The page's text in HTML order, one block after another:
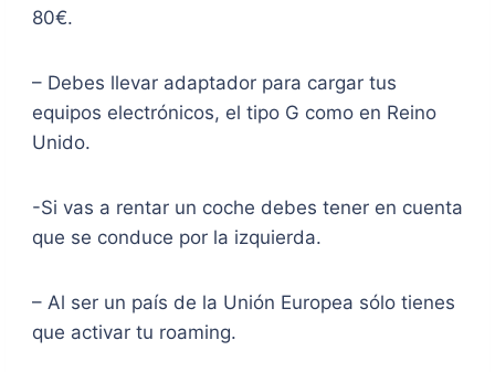
80€.
– Debes llevar adaptador para cargar tus
equipos electrónicos, el tipo G como en Reino
Unido.
-Si vas a rentar un coche debes tener en cuenta
que se conduce por la izquierda.
– Al ser un país de la Unión Europea sólo tienes
que activar tu roaming.